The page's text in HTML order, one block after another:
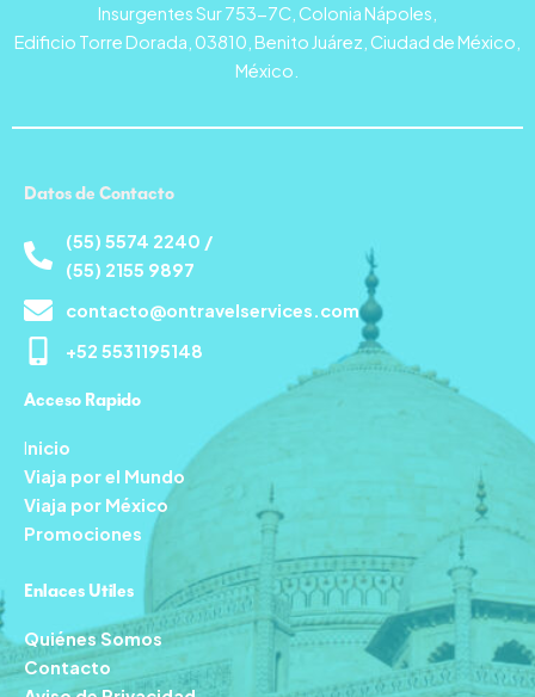
Insurgentes Sur 753-7C, Colonia Nápoles,
Edificio Torre Dorada, 03810, Benito Juárez, Ciudad de México,
México.
Datos de Contacto
(55) 5574 2240 /
(55) 2155 9897
contacto@ontravelservices.com
+52 5531195148
Acceso Rapido
Inicio
Viaja por el Mundo
Viaja por México
Promociones
Enlaces Utiles
Quiénes Somos
Contacto